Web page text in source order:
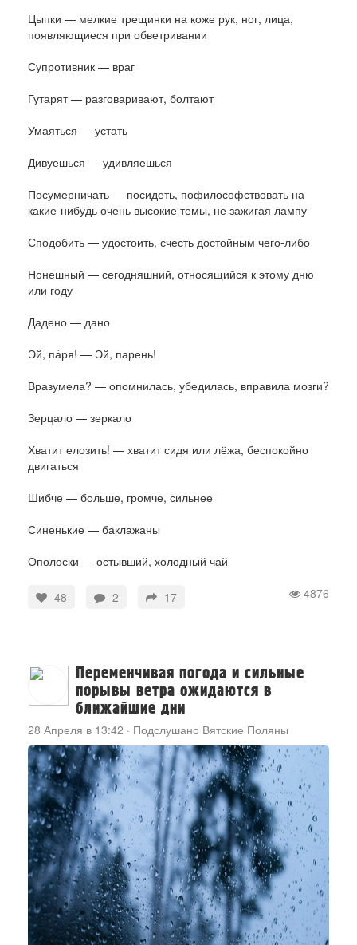
Цыпки — мелкие трещинки на коже рук, ног, лица,
появляющиеся при обветривании
Супротивник — враг
Гутарят — разговаривают, болтают
Умаяться — устать
Дивуешься — удивляешься
Посумерничать — посидеть, пофилософствовать на
какие-нибудь очень высокие темы, не зажигая лампу
Сподобить — удостоить, счесть достойным чего-либо
Нонешный — сегодняшний, относящийся к этому дню
или году
Дадено — дано
Эй, па́ря! — Эй, парень!
Вразумела? — опомнилась, убедилась, вправила мозги?
Зерцало — зеркало
Хватит елозить! — хватит сидя или лёжа, беспокойно
двигаться
Шибче — больше, громче, сильнее
Синенькие — баклажаны
Ополоски — остывший, холодный чай
4876
48 2 17
Переменчивая погода и сильные
порывы ветра ожидаются в
ближайшие дни
28 Апреля в 13:42 · Подслушано Вятские Поляны